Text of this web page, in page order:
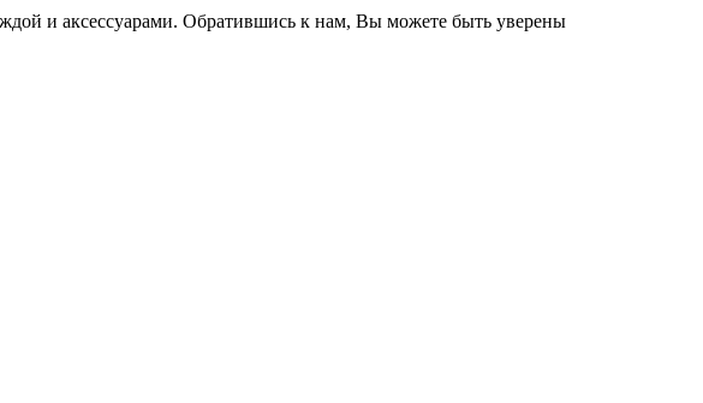
и аксессуарами. Обратившись к нам, Вы можете быть уверены